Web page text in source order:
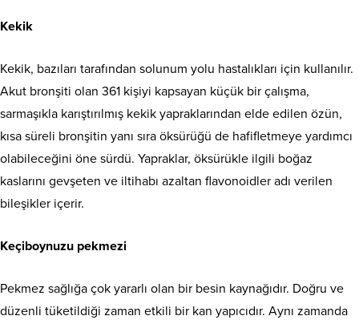
Kekik
Kekik, bazıları tarafından solunum yolu hastalıkları için kullanılır.
Akut bronşiti olan 361 kişiyi kapsayan küçük bir çalışma,
sarmaşıkla karıştırılmış kekik yapraklarından elde edilen özün,
kısa süreli bronşitin yanı sıra öksürüğü de hafifletmeye yardımcı
olabileceğini öne sürdü. Yapraklar, öksürükle ilgili boğaz
kaslarını gevşeten ve iltihabı azaltan flavonoidler adı verilen
bileşikler içerir.
Keçiboynuzu pekmezi
Pekmez sağlığa çok yararlı olan bir besin kaynağıdır. Doğru ve
düzenli tüketildiği zaman etkili bir kan yapıcıdır. Aynı zamanda